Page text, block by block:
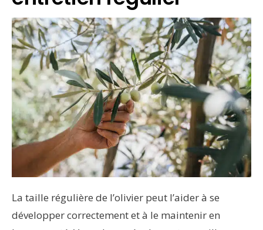
La taille régulière de l’olivier peut l’aider à se
développer correctement et à le maintenir en